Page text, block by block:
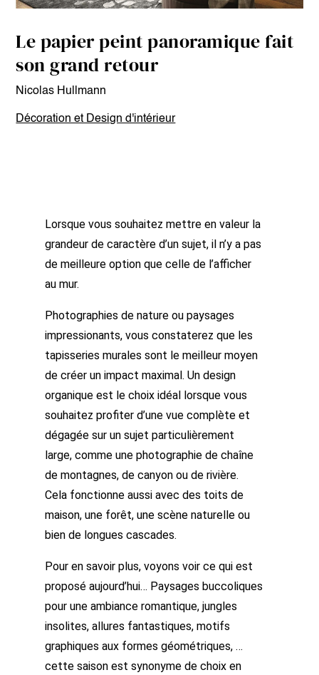
Le papier peint panoramique fait
son grand retour
Nicolas Hullmann
Décoration et Design d'intérieur
Lorsque vous souhaitez mettre en valeur la
grandeur de caractère d’un sujet, il n’y a pas
de meilleure option que celle de l’afficher
au mur.
Photographies de nature ou paysages
impressionants, vous constaterez que les
tapisseries murales sont le meilleur moyen
de créer un impact maximal. Un design
organique est le choix idéal lorsque vous
souhaitez profiter d’une vue complète et
dégagée sur un sujet particulièrement
large, comme une photographie de chaîne
de montagnes, de canyon ou de rivière.
Cela fonctionne aussi avec des toits de
maison, une forêt, une scène naturelle ou
bien de longues cascades.
Pour en savoir plus, voyons voir ce qui est
proposé aujourd’hui… Paysages buccoliques
pour une ambiance romantique, jungles
insolites, allures fantastiques, motifs
graphiques aux formes géométriques, …
cette saison est synonyme de choix en